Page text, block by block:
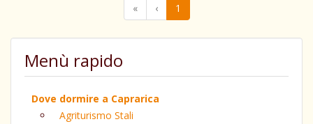
« ‹ 1
Menù rapido
Dove dormire a Caprarica
Agriturismo Stali